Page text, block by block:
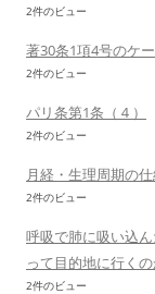
2件のビュー
著30条1項4号のケ
2件のビュー
パリ条第1条（４）
2件のビュー
月経・生理周期の
2件のビュー
呼吸で肺に吸い込
って目的地に行くの
2件のビュー